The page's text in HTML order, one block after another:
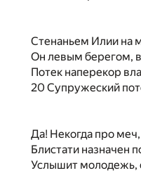
Стенаньем Илии на
Он левым берегом,
Потек наперекор
20 Супружеский
Да! Некогда про
Блистати назначен
Услышит молодежь,